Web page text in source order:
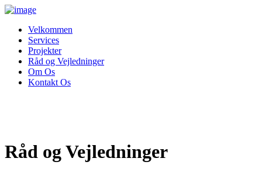
Velkommen
Services
Projekter
Råd og Vejledninger
Om Os
Kontakt Os
Råd og Vejledninger